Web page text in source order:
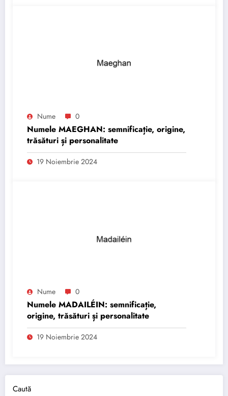
Nume 0
Numele MAEGHAN: semnificație, origine,
trăsături și personalitate
19 Noiembrie 2024
Nume 0
Numele MADAILÉIN: semnificație,
origine, trăsături și personalitate
19 Noiembrie 2024
Caută